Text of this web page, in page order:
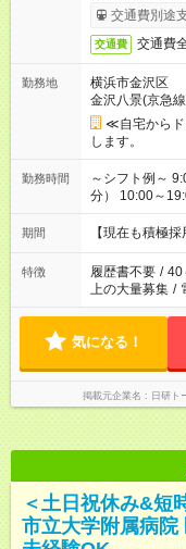
交通費別途
交通費 交通費
勤務地
横浜市金沢区
金沢八景(京急
≪自宅からド
します。
勤務時間
～シフト例～ 9:00～18:00（休憩60分） 7:00～16:00（休憩60
分） 10:00～19:00（休憩60分
お仕事で希望す
計が 週40時間
期間 【現在も積極
特徴 履歴書不要 / 40
上の大量募集 /
気になる！
掲載元企業名 日研ト
＜土日祝休み&短
市立大学附属病院